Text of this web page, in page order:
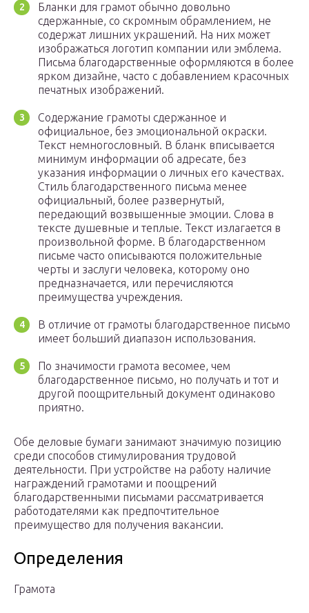
Бланки для грамот обычно довольно
сдержанные, со скромным обрамлением, не
содержат лишних украшений. На них может
изображаться логотип компании или эмблема.
Письма благодарственные оформляются в более
ярком дизайне, часто с добавлением красочных
печатных изображений.
Содержание грамоты сдержанное и
официальное, без эмоциональной окраски.
Текст немногословный. В бланк вписывается
минимум информации об адресате, без
указания информации о личных его качествах.
Стиль благодарственного письма менее
официальный, более развернутый,
передающий возвышенные эмоции. Слова в
тексте душевные и теплые. Текст излагается в
произвольной форме. В благодарственном
письме часто описываются положительные
черты и заслуги человека, которому оно
предназначается, или перечисляются
преимущества учреждения.
В отличие от грамоты благодарственное письмо
имеет больший диапазон использования.
По значимости грамота весомее, чем
благодарственное письмо, но получать и тот и
другой поощрительный документ одинаково
приятно.
Обе деловые бумаги занимают значимую позицию
среди способов стимулирования трудовой
деятельности. При устройстве на работу наличие
награждений грамотами и поощрений
благодарственными письмами рассматривается
работодателями как предпочтительное
преимущество для получения вакансии.
Определения
Грамота